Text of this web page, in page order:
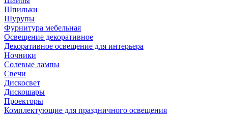
Шпильки
Шурупы
Фурнитура мебельная
Освещение декоративное
Декоративное освещение для интерьера
Ночники
Солевые лампы
Свечи
Дискосвет
Дискошары
Проекторы
Комплектующие для праздничного освещения